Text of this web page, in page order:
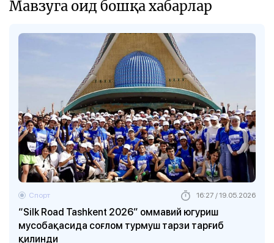
Мавзуга оид бошқа хабарлар
“Silk Road Tashkent 2026” оммавий югуриш
мусобақасида соғлом турмуш тарзи тарғиб
қилинди
Спорт 16:27 / 19.05.2026